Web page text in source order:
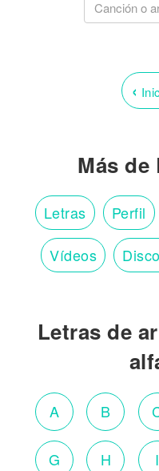
‹
Más de
Letras Perfil
Vídeos
Letras de
A B
G H I